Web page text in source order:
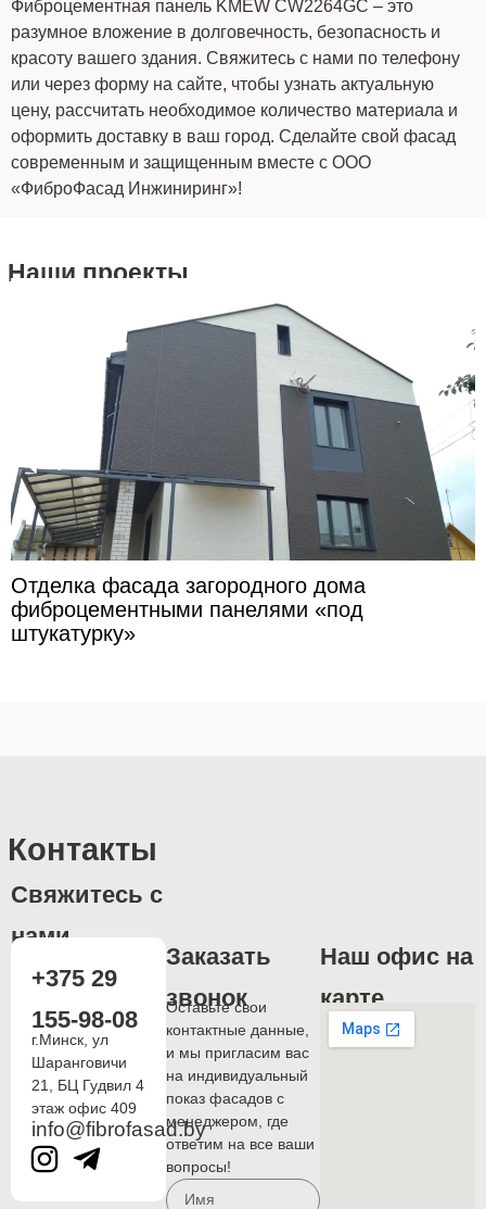
Фиброцементная панель KMEW CW2264GC – это
разумное вложение в долговечность, безопасность и
красоту вашего здания. Свяжитесь с нами по телефону
или через форму на сайте, чтобы узнать актуальную
цену, рассчитать необходимое количество материала и
оформить доставку в ваш город. Сделайте свой фасад
современным и защищенным вместе с ООО
«ФиброФасад Инжиниринг»!
Наши проекты
Отделка фасада загородного дома
фиброцементными панелями «под
штукатурку»
Контакты
Свяжитесь с
нами
+375 29
155-98-08
г.Минск, ул
Шаранговичи
21, БЦ Гудвил 4
этаж офис 409
info@fibrofasad.by
Заказать
звонок
Оставьте свои
контактные данные,
и мы пригласим вас
на индивидуальный
показ фасадов с
менеджером, где
ответим на все ваши
вопросы!
Наш офис на
карте